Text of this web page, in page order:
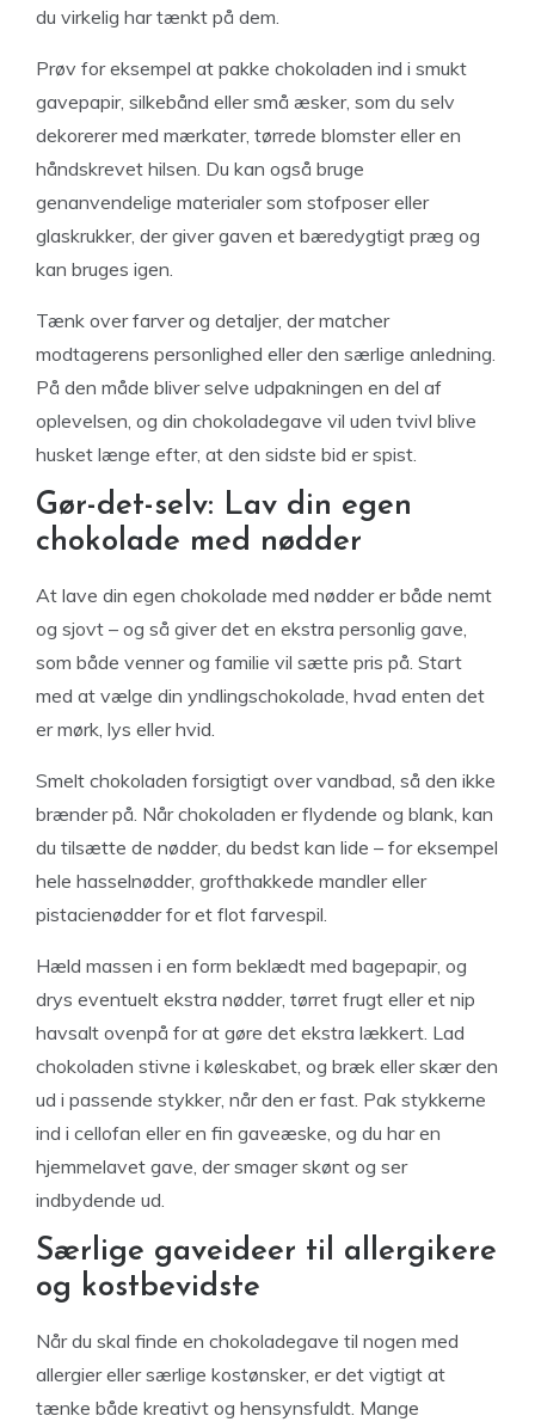
du virkelig har tænkt på dem.
Prøv for eksempel at pakke chokoladen ind i smukt
gavepapir, silkebånd eller små æsker, som du selv
dekorerer med mærkater, tørrede blomster eller en
håndskrevet hilsen. Du kan også bruge
genanvendelige materialer som stofposer eller
glaskrukker, der giver gaven et bæredygtigt præg og
kan bruges igen.
Tænk over farver og detaljer, der matcher
modtagerens personlighed eller den særlige anledning.
På den måde bliver selve udpakningen en del af
oplevelsen, og din chokoladegave vil uden tvivl blive
husket længe efter, at den sidste bid er spist.
Gør-det-selv: Lav din egen
chokolade med nødder
At lave din egen chokolade med nødder er både nemt
og sjovt – og så giver det en ekstra personlig gave,
som både venner og familie vil sætte pris på. Start
med at vælge din yndlingschokolade, hvad enten det
er mørk, lys eller hvid.
Smelt chokoladen forsigtigt over vandbad, så den ikke
brænder på. Når chokoladen er flydende og blank, kan
du tilsætte de nødder, du bedst kan lide – for eksempel
hele hasselnødder, grofthakkede mandler eller
pistacienødder for et flot farvespil.
Hæld massen i en form beklædt med bagepapir, og
drys eventuelt ekstra nødder, tørret frugt eller et nip
havsalt ovenpå for at gøre det ekstra lækkert. Lad
chokoladen stivne i køleskabet, og bræk eller skær den
ud i passende stykker, når den er fast. Pak stykkerne
ind i cellofan eller en fin gaveæske, og du har en
hjemmelavet gave, der smager skønt og ser
indbydende ud.
Særlige gaveideer til allergikere
og kostbevidste
Når du skal finde en chokoladegave til nogen med
allergier eller særlige kostønsker, er det vigtigt at
tænke både kreativt og hensynsfuldt. Mange